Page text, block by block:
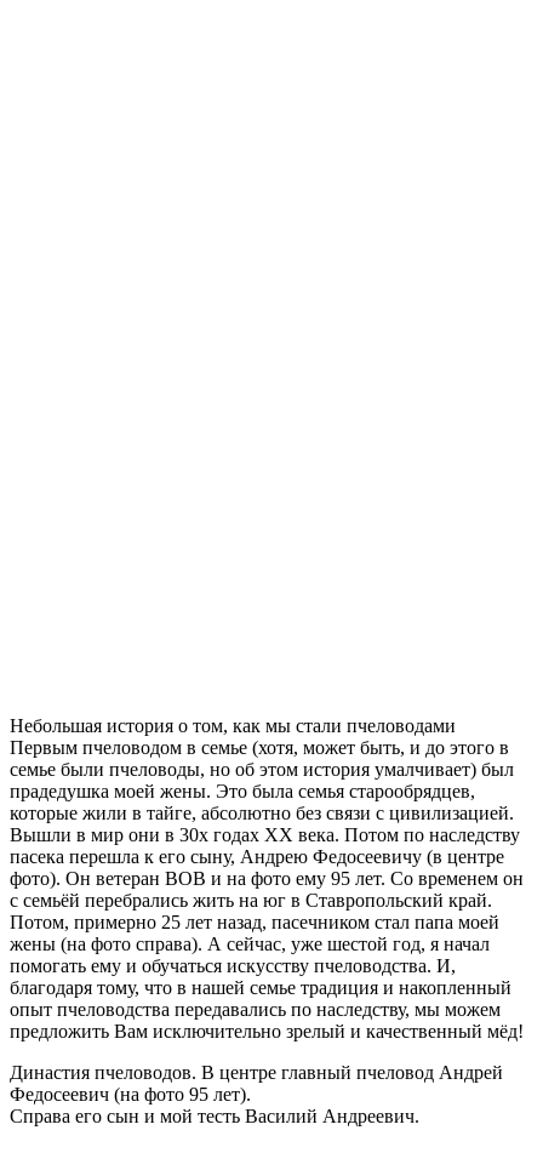
Небольшая история о том, как мы стали пчеловодами
Первым пчеловодом в семье (хотя, может быть, и до этого в
семье были пчеловоды, но об этом история умалчивает) был
прадедушка моей жены. Это была семья старообрядцев,
которые жили в тайге, абсолютно без связи с цивилизацией.
Вышли в мир они в 30х годах ХХ века. Потом по наследству
пасека перешла к его сыну, Андрею Федосеевичу (в центре
фото). Он ветеран ВОВ и на фото ему 95 лет. Со временем он
с семьёй перебрались жить на юг в Ставропольский край.
Потом, примерно 25 лет назад, пасечником стал папа моей
жены (на фото справа). А сейчас, уже шестой год, я начал
помогать ему и обучаться искусству пчеловодства. И,
благодаря тому, что в нашей семье традиция и накопленный
опыт пчеловодства передавались по наследству, мы можем
предложить Вам исключительно зрелый и качественный мёд!
Династия пчеловодов. В центре главный пчеловод Андрей
Федосеевич (на фото 95 лет).
Справа его сын и мой тесть Василий Андреевич.